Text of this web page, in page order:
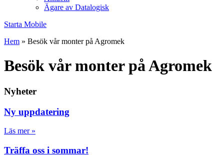
Ägare av Datalogisk
Starta Mobile
Hem » Besök vår monter på Agromek
Besök vår monter på Agromek
Nyheter
Ny uppdatering
Läs mer »
Träffa oss i sommar!